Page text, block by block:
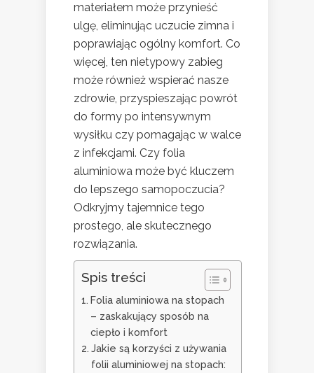
materiałem może przynieść
ulgę, eliminując uczucie zimna i
poprawiając ogólny komfort. Co
więcej, ten nietypowy zabieg
może również wspierać nasze
zdrowie, przyspieszając powrót
do formy po intensywnym
wysiłku czy pomagając w walce
z infekcjami. Czy folia
aluminiowa może być kluczem
do lepszego samopoczucia?
Odkryjmy tajemnice tego
prostego, ale skutecznego
rozwiązania.
Spis treści
Folia aluminiowa na stopach
– zaskakujący sposób na
ciepło i komfort
Jakie są korzyści z używania
folii aluminiowej na stopach: